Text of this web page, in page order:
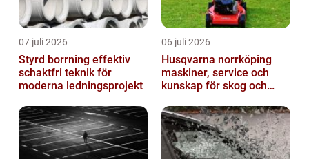
07 juli 2026
Styrd borrning effektiv
schaktfri teknik för
moderna ledningsprojekt
06 juli 2026
Husqvarna norrköping
maskiner, service och
kunskap för skog och